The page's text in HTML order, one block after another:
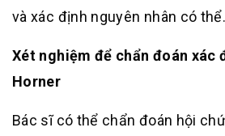
và xác định nguyên nhân có thể.
Xét nghiệm để chẩn đoán xác
Horner
Bác sĩ có thể chẩn đoán hội